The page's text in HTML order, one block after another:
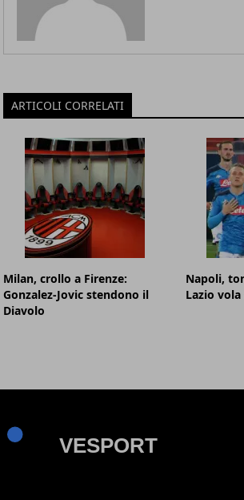
ARTICOLI CORRELATI
Milan, crollo a Firenze:
Gonzalez-Jovic stendono il
Diavolo
Napoli,
Lazio